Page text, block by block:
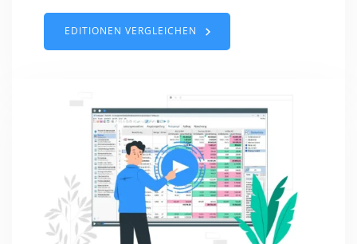
EDITIONEN VERGLEICHEN